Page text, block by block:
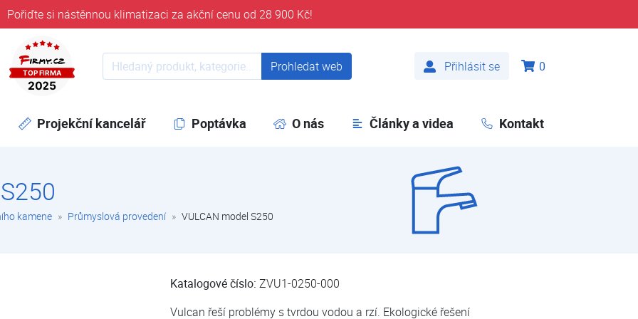
Pořiďte si nástěnnou klimatizaci za akční cenu od 28 900 Kč!
časem 32 let
Přihlásit se
0
Prohledat web Prohledat web
Projekční kancelář Poptávka O nás Články a videa Kontakt
kamene Průmyslová provedení VULCAN model S250
Katalogové číslo: ZVU1-0250-000
Vulcan řeší problémy s tvrdou vodou a rzí. Ekologické řešení